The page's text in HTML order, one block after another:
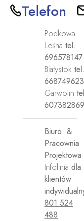
Telefon
Podkowa
Leśna tel.
696578147
Białystok tel.
668749623
Garwolin
607382869
Biuro &
Pracownia
Projektowa
Infolinia dla
klientów
801 524
488